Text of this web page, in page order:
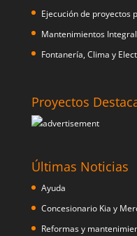
Ejecución de proyectos
Mantenimientos
Fontanería, Clima y
Proyectos
Últimas Noticias
Ayuda
Concesionario Kia y
Reformas y